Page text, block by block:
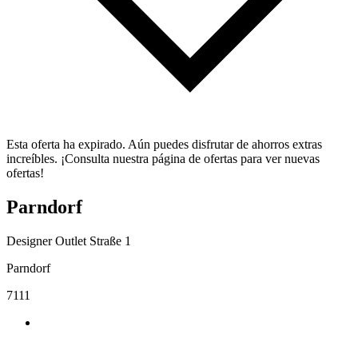
Esta oferta ha expirado. Aún puedes disfrutar de ahorros extras
increíbles. ¡Consulta nuestra página de ofertas para ver nuevas
ofertas!
Parndorf
Designer Outlet Straße 1
Parndorf
7111